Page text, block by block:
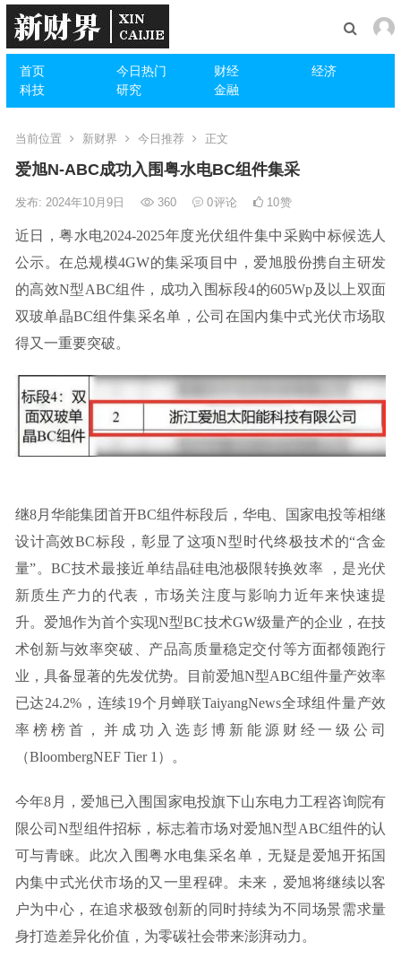
首页 今日热门 财经
经济
科技
研究 金融
当前位置 新财界 今日推荐 正文
爱旭N-ABC成功入围粤水电BC组件集采
发布: 2024年10月9日 360 0评论 10赞
近日，粤水电2024-2025年度光伏组件集中采购中标候选人
公示。在总规模4GW的集采项目中，爱旭股份携自主研发
的高效N型ABC组件，成功入围标段4的605Wp及以上双面
双玻单晶BC组件集采名单，公司在国内集中式光伏市场取
得又一重要突破。
继8月华能集团首开BC组件标段后，华电、国家电投等相继
设计高效BC标段，彰显了这项N型时代终极技术的“含金
量”。BC技术最接近单结晶硅电池极限转换效率 ，是光伏
新质生产力的代表，市场关注度与影响力近年来快速提
升。爱旭作为首个实现N型BC技术GW级量产的企业，在技
术创新与效率突破、产品高质量稳定交付等方面都领跑行
业，具备显著的先发优势。目前爱旭N型ABC组件量产效率
已达24.2%，连续19个月蝉联TaiyangNews全球组件量产效
率榜榜首，并成功入选彭博新能源财经一级公司
（BloombergNEF Tier 1）。
今年8月，爱旭已入围国家电投旗下山东电力工程咨询院有
限公司N型组件招标，标志着市场对爱旭N型ABC组件的认
可与青睐。此次入围粤水电集采名单，无疑是爱旭开拓国
内集中式光伏市场的又一里程碑。未来，爱旭将继续以客
户为中心，在追求极致创新的同时持续为不同场景需求量
身打造差异化价值，为零碳社会带来澎湃动力。